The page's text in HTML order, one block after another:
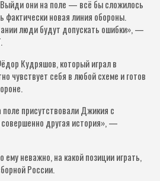
они на поле — всё бы сложилось
фактически новая линия обороны.
люди будут допускать ошибки», —
Кудряшов, который играл в
чувствует себя в любой схеме и готов
присутствовали Джикия с
другая история», —
ему неважно, на какой позиции играть,
России.